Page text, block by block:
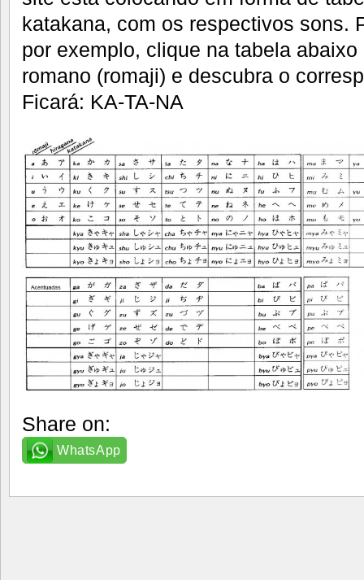
katakana, com os respectivos sons.
por exemplo, clique na tabela
romano (romaji) e descubra o
Ficará: KA-TA-NA
Share on:
WhatsApp